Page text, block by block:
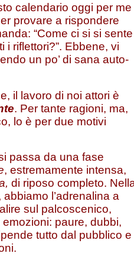
calendario oggi per me
provare a rispondere
“Come ci si si sente
i riflettori?”. Ebbene, vi
un po’ di sana auto-
il lavoro di noi attori è
. Per tante ragioni, ma,
lo è per due motivi
passa da una fase
, estremamente intensa,
di riposo completo.
l’adrenalina a
sul palcoscenico,
paure, dubbi,
tutto dal pubblico e